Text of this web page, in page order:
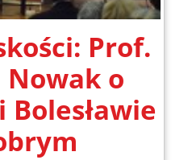
Prof.
o